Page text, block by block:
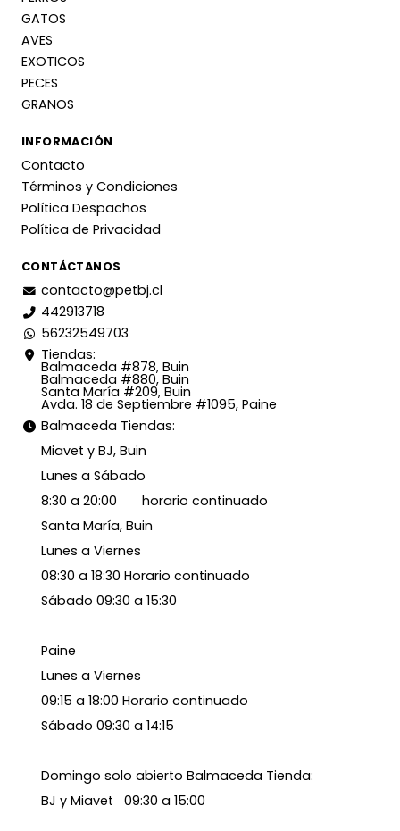
GATOS
AVES
EXOTICOS
PECES
GRANOS
INFORMACIÓN
Contacto
Términos y Condiciones
Política Despachos
Política de Privacidad
CONTÁCTANOS
contacto@petbj.cl
442913718
56232549703
Tiendas:
Balmaceda #878, Buin
Balmaceda #880, Buin
Santa María #209, Buin
Avda. 18 de Septiembre #1095, Paine
Balmaceda Tiendas:
Miavet y BJ, Buin
Lunes a Sábado
8:30 a 20:00 horario continuado
Santa María, Buin
Lunes a Viernes
08:30 a 18:30 Horario continuado
Sábado 09:30 a 15:30
Paine
Lunes a Viernes
09:15 a 18:00 Horario continuado
Sábado 09:30 a 14:15
Domingo solo abierto Balmaceda Tienda:
BJ y Miavet 09:30 a 15:00